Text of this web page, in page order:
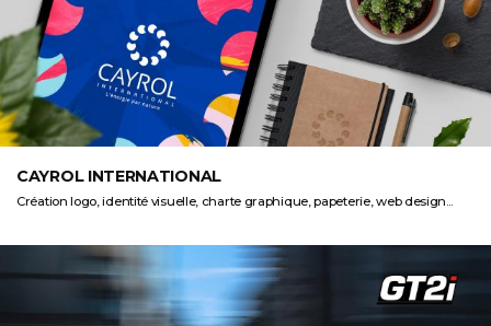
CAYROL INTERNATIONAL
Création logo, identité visuelle, charte graphique, papeterie, web design...